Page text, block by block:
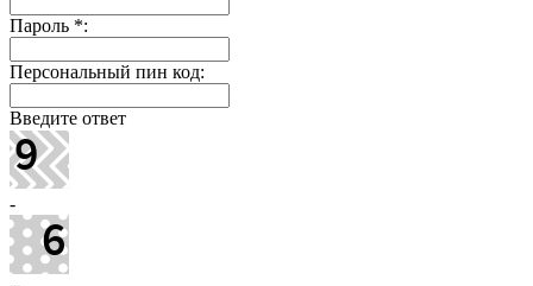
Пароль *:
Персональный пин код:
Введите ответ
-